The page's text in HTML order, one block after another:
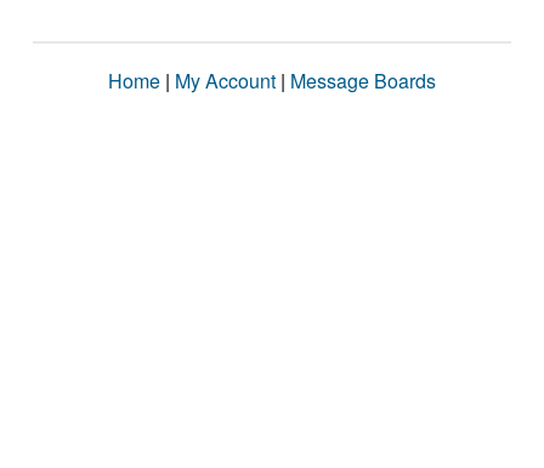
Home | My Account | Message Boards